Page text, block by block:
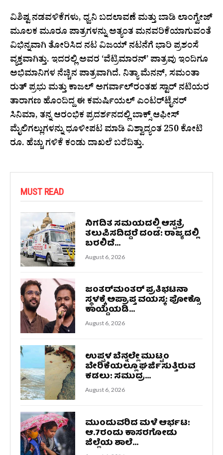
ವಿಶಿಷ್ಟ ನಡವಳಿಕೆಗಳು, ಧ್ವನಿ ಬದಲಾವಣೆ ಮತ್ತು ಬಾಡಿ ಲಾಂಗ್ವೇಜ್
ಮೂಲಕ ಮೂರೂ ಪಾತ್ರಗಳನ್ನು ಅತ್ಯಂತ ಮನವರಿಕೆಯಾಗುವಂತೆ
ವಿಭಿನ್ನವಾಗಿ ತೋರಿಸಿದ ನಟ ವಿಜಯ್ ನಟನೆಗೆ ಭಾರಿ ಪ್ರಶಂಸೆ
ವ್ಯಕ್ತವಾಗಿತ್ತು. ಇದರಲ್ಲಿ ಅವರ ‘ವೆಟ್ರಿಮಾರನ್’ ಪಾತ್ರವು ಇಂದಿಗೂ
ಅಭಿಮಾನಿಗಳ ನೆಚ್ಚಿನ ಪಾತ್ರವಾಗಿದೆ. ನಿತ್ಯಾ ಮೆನನ್, ಸಮಂತಾ
ರುತ್ ಪ್ರಭು ಮತ್ತು ಕಾಜಲ್ ಅಗರ್ವಾಲ್‌ರಂತಹ ಸ್ಟಾರ್ ನಟಿಯರ
ತಾರಾಗಣ ಹೊಂದಿದ್ದ ಈ ಕಮರ್ಷಿಯಲ್ ಎಂಟರ್‌ಟೈನರ್
ಸಿನಿಮಾ, ತನ್ನ ಆರಂಭಿಕ ಪ್ರದರ್ಶನದಲ್ಲಿ ಬಾಕ್ಸ್ ಆಫೀಸ್
ಮೈಲಿಗಲ್ಲುಗಳನ್ನು ಧೂಳೀಪಟ ಮಾಡಿ ವಿಶ್ವಾದ್ಯಂತ 250 ಕೋಟಿ
ರೂ. ಹೆಚ್ಚು ಗಳಿಕೆ ಕಂಡು ದಾಖಲೆ ಬರೆದಿತ್ತು.
MUST READ
ನಿಗದಿತ ಸಮಯದಲ್ಲಿ ಆಸ್ಪತ್ರೆ
ತಲುಪಿಸದಿದ್ದರೆ ದಂಡ: ರಾಜ್ಯದಲ್ಲಿ
ಬರಲಿದೆ...
August 6, 2026
ಜಂತರ್‌ಮಂತರ್‌ ಪ್ರತಿಭಟನಾ
ಸ್ಥಳಕ್ಕೆ ಅಪ್ರಾಪ್ತ ವಯಸ್ಕ: ಪೋಕ್ಸೊ
ಕಾಯ್ದೆಯಡಿ...
August 6, 2026
ಉಪ್ಪಳ ಬೆನ್ನಲ್ಲೇ ಮುಟ್ಟಂ
ಬೇರಿಕೆಯಲ್ಲೂ ಘರ್ಜಿಸುತ್ತಿರುವ
ಕಡಲು: ಸಮುದ್ರ...
August 6, 2026
ಮುಂದುವರಿದ ಮಳೆ ಆರ್ಭಟ:
ಆ.7ರಂದು ಕಾಸರಗೋಡು
ಜಿಲ್ಲೆಯ ಶಾಲೆ...